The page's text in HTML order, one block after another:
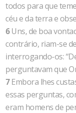
todos para que
céu e da terra e
6Uns, de boa
contrário, riam-se
interrogando-os:
perguntavam que
7Embora lhes
essas perguntas,
eram homens de